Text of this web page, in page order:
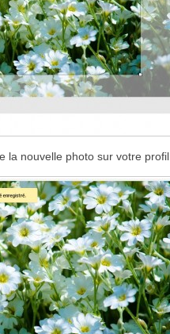
la nouvelle photo sur votre profil.